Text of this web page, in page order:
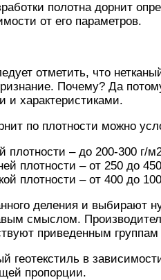
полотна дорнит
от его параметров.
отметить, что
Почему? Да
характеристиками.
по плотности можно
плотности – до 200-300 г/
плотности – от 250 до
плотности – от 400 до
деления и выбирают
смыслом.
приведенным
геотекстиль в
пропорции.